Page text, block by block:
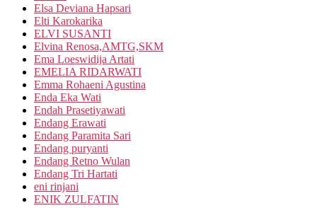
Elsa Deviana Hapsari
Elti Karokarika
ELVI SUSANTI
Elvina Renosa,AMTG,SKM
Ema Loeswidija Artati
EMELIA RIDARWATI
Emma Rohaeni Agustina
Enda Eka Wati
Endah Prasetiyawati
Endang Erawati
Endang Paramita Sari
Endang puryanti
Endang Retno Wulan
Endang Tri Hartati
eni rinjani
ENIK ZULFATIN